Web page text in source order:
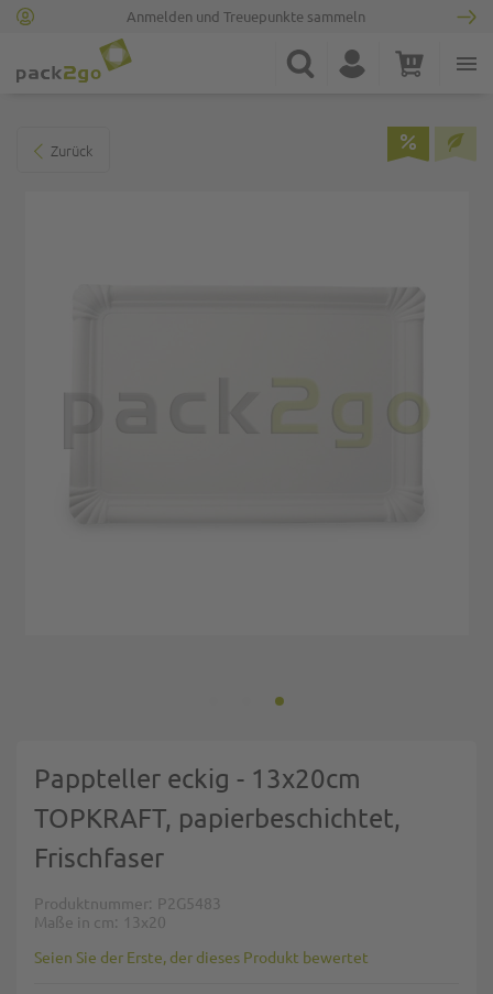
Anmelden und Treuepunkte sammeln
Suche Konto Warenkorb
Zurück
Pappteller eckig - 13x20cm
TOPKRAFT, papierbeschichtet,
Frischfaser
Produktnummer P2G5483
Maße in cm
13x20
Seien Sie der Erste, der dieses Produkt bewertet